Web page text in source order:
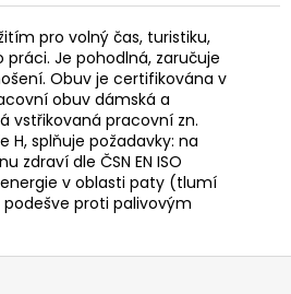
pro volný čas, turistiku,
Je pohodlná, zaručuje
Obuv je certifikována v
obuv dámská a
vstřikovaná pracovní zn.
H, splňuje požadavky: na
zdraví dle ČSN EN ISO
energie v oblasti paty (tlumí
proti palivovým